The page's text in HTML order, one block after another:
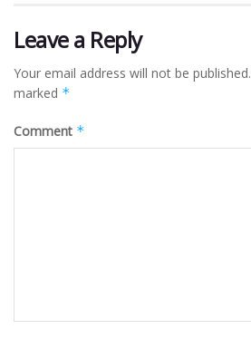
Leave a Reply
Your email address will not be published.
marked *
Comment *